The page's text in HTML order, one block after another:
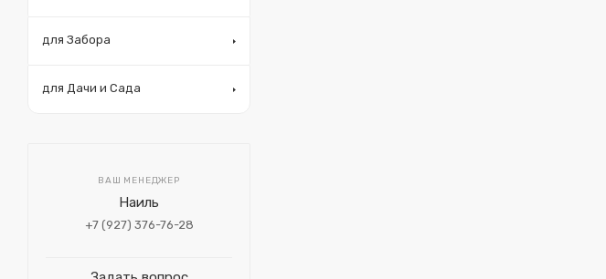
для Забора
для Дачи и Сада
ВАШ МЕНЕДЖЕР
Наиль
+7 (927) 376-76-28